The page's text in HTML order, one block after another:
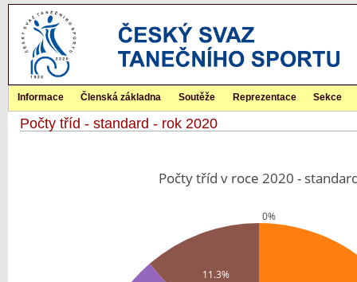
Informace Členská základna Soutěže Reprezentace Sekce
Počty tříd - standard - rok 2020
0%
11.3%
Počty tříd v roce 2020 -